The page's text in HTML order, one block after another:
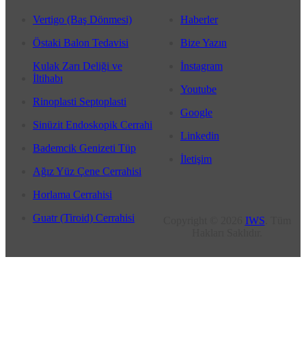
Vertigo (Baş Dönmesi)
Östaki Balon Tedavisi
Kulak Zarı Deliği ve
İltihabı
Rinoplasti Septoplasti
Sinüzit Endoskopik Cerrahi
Bademcik Genizeti Tüp
Ağız Yüz Çene Cerrahisi
Horlama Cerrahisi
Guatr (Tiroid) Cerrahisi
Haberler
Bize Yazın
İnstagram
Youtube
Google
Linkedin
İletişim
IWS